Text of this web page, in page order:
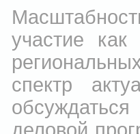
участие
спектр